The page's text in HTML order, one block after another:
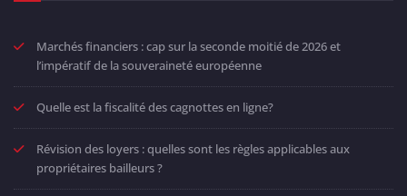
Marchés financiers : cap sur la seconde moitié de 2026 et
l’impératif de la souveraineté européenne
Quelle est la fiscalité des cagnottes en ligne?
Révision des loyers : quelles sont les règles applicables aux
propriétaires bailleurs ?